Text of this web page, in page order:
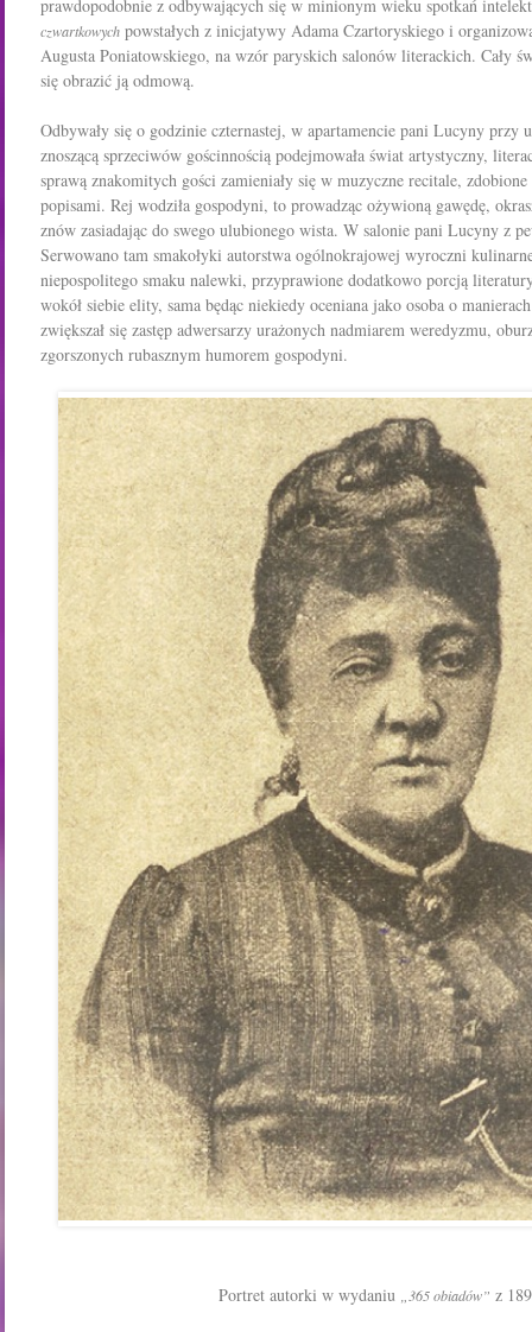
prawdopodobnie z odbywających się w minionym wieku spotkań
czwartkowych powstałych z inicjatywy Adama Czartoryskiego i
Augusta Poniatowskiego, na wzór paryskich salonów literackich. Cały
się obrazić ją od­mową.
Odbywały się o godzinie czternastej, w apartamencie pani Lucyny
znoszącą sprzeciwów gościnnością podejmowała świat artystyczny,
sprawą znakomitych gości zamieniały się w mu­zyczne recitale,
popisami. Rej wo­dziła gospodyni, to prowadząc ożywioną gawędę,
znów zasiadając do swego ulubionego wista. W salonie pani Lucyny z
Serwowano tam smakołyki autorstwa ogólnokrajowej wyroczni
niepospolitego smaku nalewki, przyprawione dodatkowo porcją
wokół siebie elity, sama będąc niekiedy oceniana jako osoba o
zwiększał się zastęp adwersarzy urażonych nadmiarem weredyzmu,
zgorszonych rubasznym humorem gospodyni.
Portret autorki w wydaniu „365 obiadów” z